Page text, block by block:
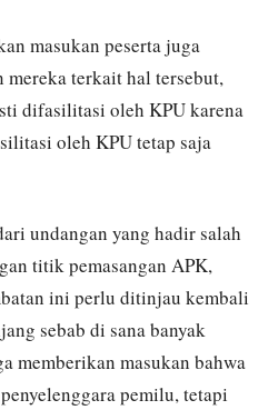
masukan peserta juga
mereka terkait hal tersebut,
difasilitasi oleh KPU karena
oleh KPU tetap saja
undangan yang hadir salah
titik pemasangan APK,
ini perlu ditinjau kembali
sebab di sana banyak
memberikan masukan bahwa
pemilu, tetapi